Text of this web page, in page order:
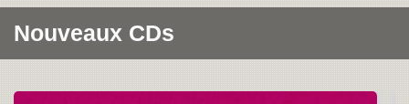
Nouveaux CDs